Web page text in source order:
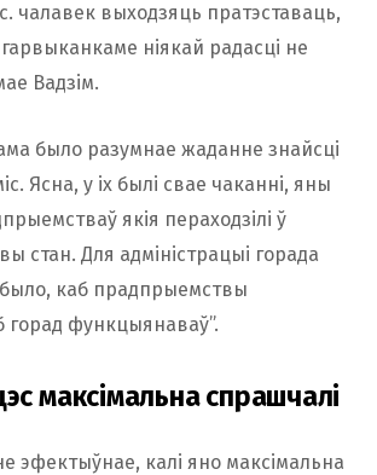
чалавек выходзяць пратэставаць,
ніякай радасці не
Вадзім.
было разумнае жаданне знайсці
Ясна, у іх былі свае чаканні, яны
якія пераходзілі ў
стан. Для адміністрацыі горада
каб прадпрыемствы
горад функцыянаваў”.
максімальна спрашчалі
эфектыўнае, калі яно максімальна